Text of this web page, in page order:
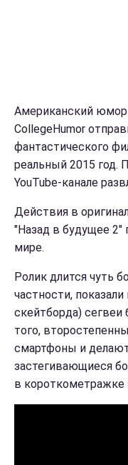
Американский
CollegeHumor
фантастического
реальный 2015 год.
YouTube-канале
Действия в
"Назад в будущее 2"
мире.
Ролик длится чуть
частности,
скейтборда) сегвеи
того,
смартфоны и
застегивающиеся
в короткометражке